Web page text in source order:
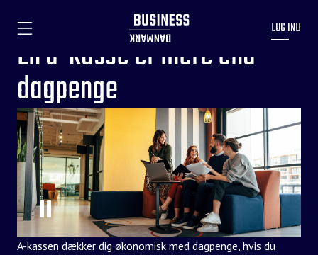
LOG IND
En a-kasse er mere end
dagpenge
A-kassen dækker dig økonomisk med dagpenge, hvis du